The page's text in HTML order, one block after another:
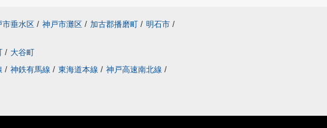
市垂水区 / 神戸市灘区 / 加古郡播磨町 / 明石市 /
/ 大谷町
/ 神鉄有馬線 / 東海道本線 / 神戸高速南北線 /